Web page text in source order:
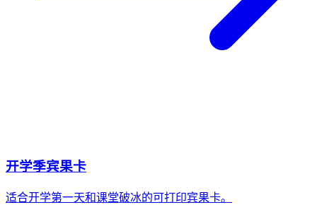
开学季宾果卡
适合开学第一天和课堂破冰的可打印宾果卡。